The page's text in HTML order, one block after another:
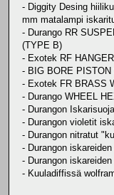
- Diggity Desing
mm matalampi
- Durango RR
(TYPE B)
- Exotek RF
- BIG BORE
- Exotek FR BRASS
- Durango WHEEL
- Durangon
- Durangon violetit
- Durangon nitratut
- Durangon
- Durangon
- Kuuladiffissä